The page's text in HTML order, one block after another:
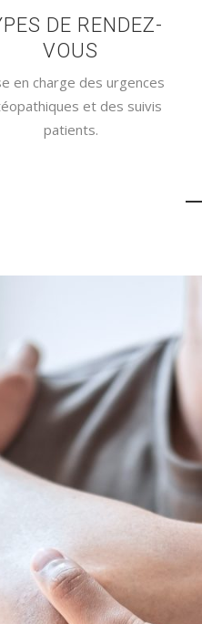
DE RENDEZ-
VOUS
en charge des urgences
et des suivis
patients.